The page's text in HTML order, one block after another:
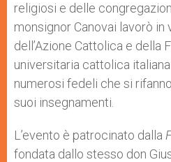
religiosi e delle
monsignor Canovai lavorò in
dell’Azione Cattolica e della
universitaria cattolica
numerosi fedeli che si
suoi insegnamenti.
L’evento è patrocinato dalla
fondata dallo stesso don